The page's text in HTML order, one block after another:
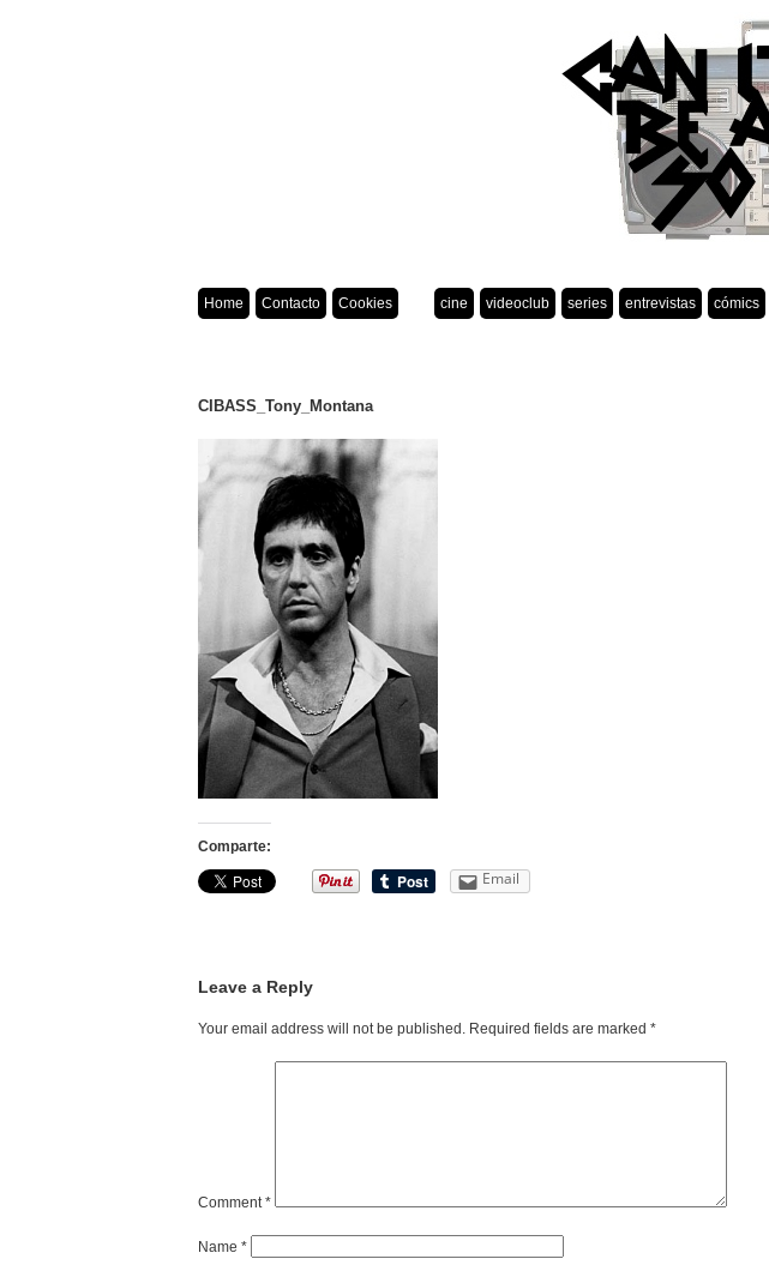
Home Contacto Cookies cine videoclub series entrevistas cómics
CIBASS_Tony_Montana
Comparte:
Email
Leave a Reply
Your email address will not be published. Required fields are marked *
Comment*
Name *